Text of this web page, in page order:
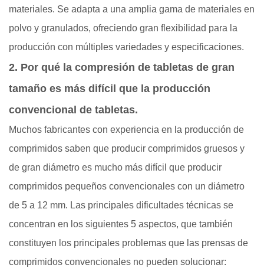
materiales. Se adapta a una amplia gama de materiales en
polvo y granulados, ofreciendo gran flexibilidad para la
producción con múltiples variedades y especificaciones.
2. Por qué la compresión de tabletas de gran
tamaño es más difícil que la producción
convencional de tabletas.
Muchos fabricantes con experiencia en la producción de
comprimidos saben que producir comprimidos gruesos y
de gran diámetro es mucho más difícil que producir
comprimidos pequeños convencionales con un diámetro
de 5 a 12 mm. Las principales dificultades técnicas se
concentran en los siguientes 5 aspectos, que también
constituyen los principales problemas que las prensas de
comprimidos convencionales no pueden solucionar: